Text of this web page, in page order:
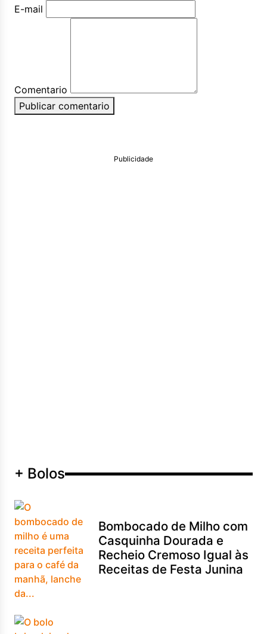
E-mail
Comentario
Publicar comentario
Publicidade
+ Bolos
Bombocado de Milho com
Casquinha Dourada e
Recheio Cremoso Igual às
Receitas de Festa Junina